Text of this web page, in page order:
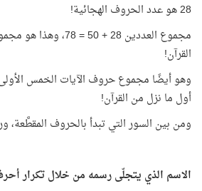
28 هو عدد الحروف الهجائية!
مجموع العددين 28 + 50
القرآن!
وهو أيضًا مجموع حروف الآيات الخمس
أول ما نزل من القرآن!
ومن بين السور التي تبدأ بالحروف المقطَّعة، ورد
الاسم الذي يتجلّى رسمه من خلال تكرار